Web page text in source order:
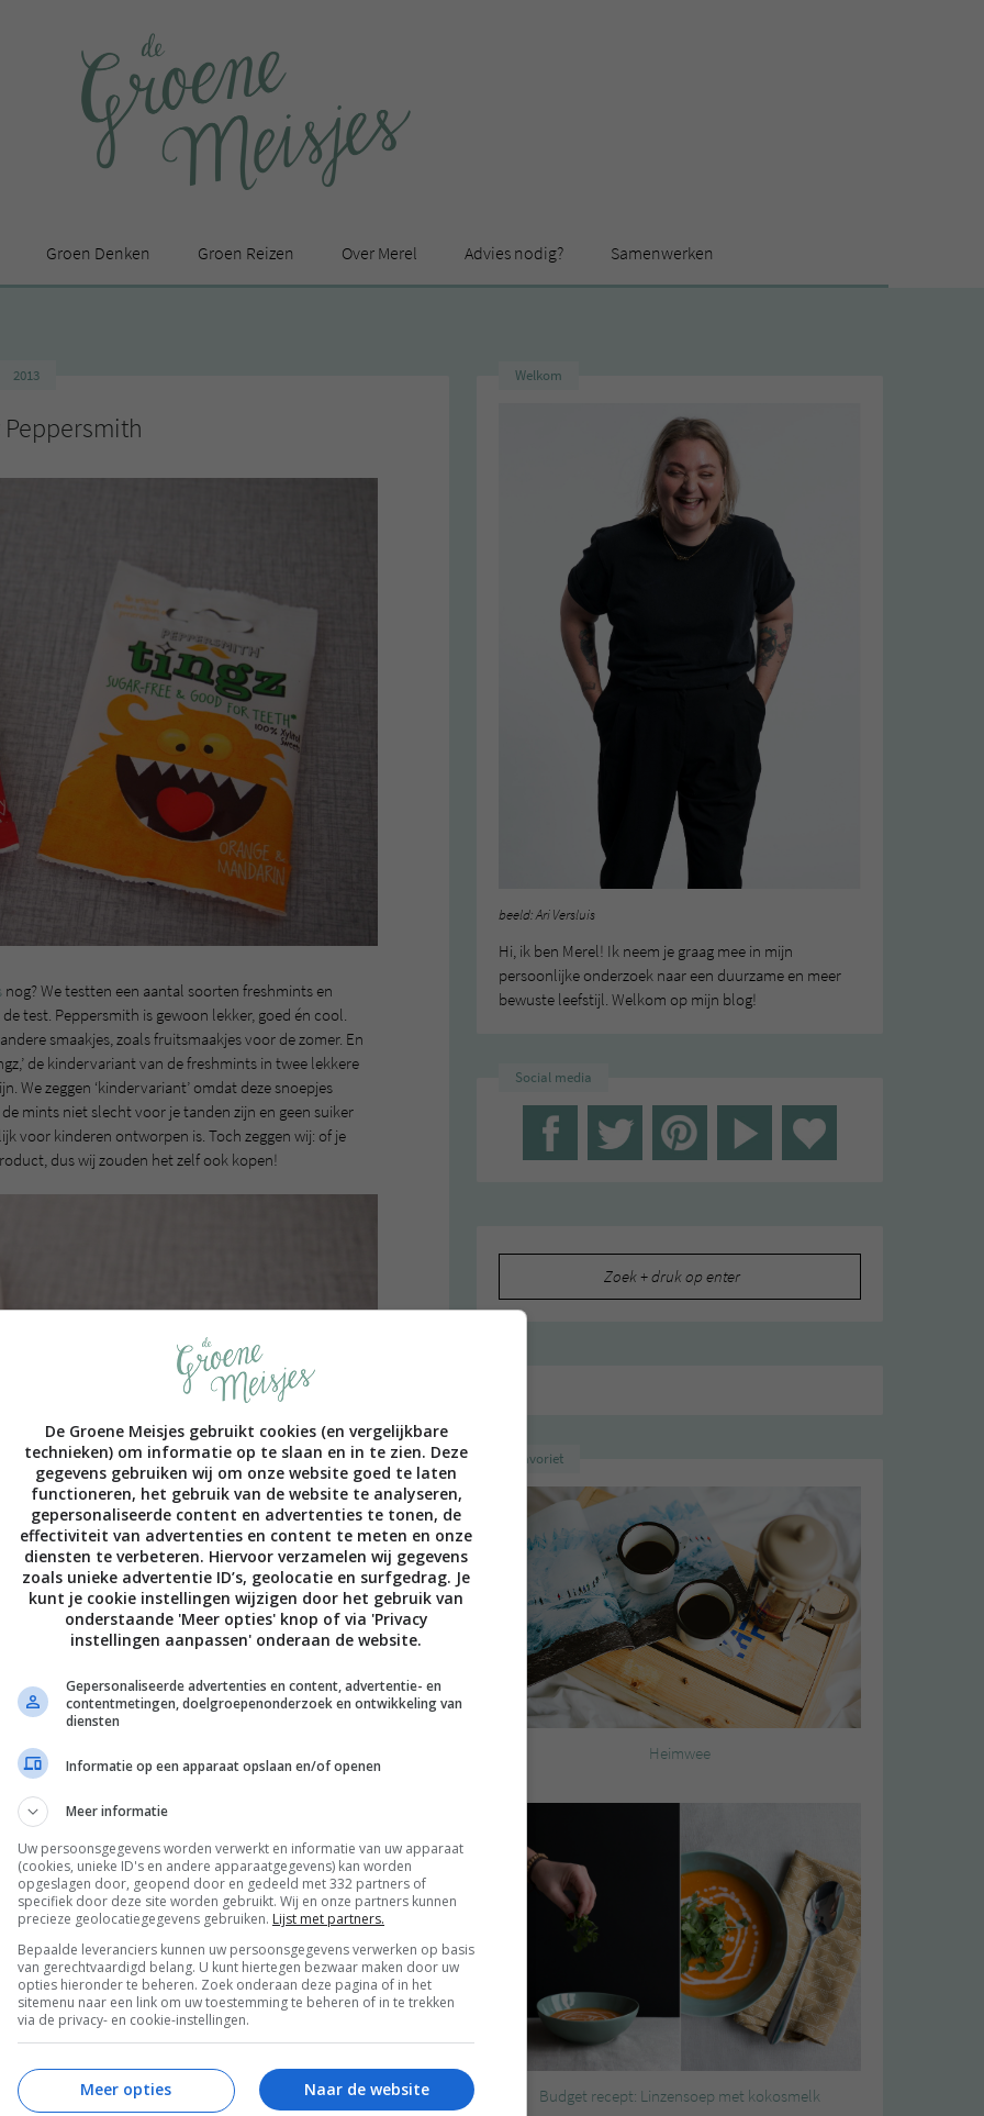
Groen Denken Groen Reizen Over Merel Advies nodig? Samenwerken
2013
nog? We testten een aantal soorten freshmints en
test. Peppersmith is gewoon lekker, goed én cool.
smaakjes, zoals fruitsmaakjes voor de zomer. En
de kindervariant van de freshmints in twee lekkere
We zeggen ‘kindervariant’ omdat deze snoepjes
mints niet slecht voor je tanden zijn en geen suiker
voor kinderen ontworpen is. Toch zeggen wij: of je
dus wij zouden het zelf ook kopen!
lekker! Wij denken dat vooral de kleine meisjes
PEPPERSMITH,SNOEP,SUIKERVRIJ
| NEXT PAGE »
Welkom
beeld: Ari Versluis
Hi, ik ben Merel! Ik neem je graag mee in mijn
persoonlijke onderzoek naar een duurzame en meer
bewuste leefstijl. Welkom op mijn blog!
Social media
Favoriet
Heimwee
Budget recept: Linzensoep met kokosmelk
De Groene Meisjes gebruikt cookies (en vergelijkbare
technieken) om informatie op te slaan en in te zien. Deze
gegevens gebruiken wij om onze website goed te laten
functioneren, het gebruik van de website te analyseren,
gepersonaliseerde content en advertenties te tonen, de
effectiviteit van advertenties en content te meten en onze
diensten te verbeteren. Hiervoor verzamelen wij gegevens
zoals unieke advertentie ID’s, geolocatie en surfgedrag. Je
kunt je cookie instellingen wijzigen door het gebruik van
onderstaande 'Meer opties' knop of via 'Privacy
instellingen aanpassen' onderaan de website.
Gepersonaliseerde advertenties en content, advertentie- en
contentmetingen, doelgroepenonderzoek en ontwikkeling van
diensten
Informatie op een apparaat opslaan en/of openen
Meer informatie
Uw persoonsgegevens worden verwerkt en informatie van uw apparaat
(cookies, unieke ID's en andere apparaatgegevens) kan worden
opgeslagen door, geopend door en gedeeld met 332 partners of
specifiek door deze site worden gebruikt. Wij en onze partners kunnen
precieze geolocatiegegevens gebruiken. Lijst met partners.
Bepaalde leveranciers kunnen uw persoonsgegevens verwerken op basis
van gerechtvaardigd belang. U kunt hiertegen bezwaar maken door uw
opties hieronder te beheren. Zoek onderaan deze pagina of in het
sitemenu naar een link om uw toestemming te beheren of in te trekken
via de privacy- en cookie-instellingen.
Naar de website
Meer opties